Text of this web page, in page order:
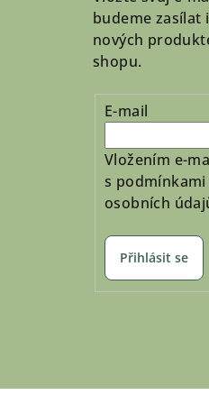
budeme zasílat
nových
shopu.
E-mail
Vložením e-
s
osobních
Přihlásit se